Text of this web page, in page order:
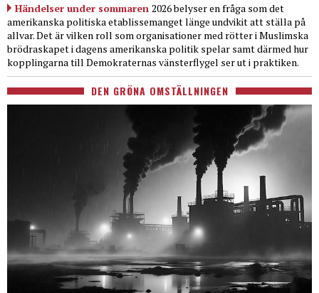
Händelser under sommaren 2026 belyser en fråga som det
amerikanska politiska etablissemanget länge undvikit att ställa på
allvar. Det är vilken roll som organisationer med rötter i Muslimska
brödraskapet i dagens amerikanska politik spelar samt därmed hur
kopplingarna till Demokraternas vänsterflygel ser ut i praktiken.
DEN GRÖNA OMSTÄLLNINGEN